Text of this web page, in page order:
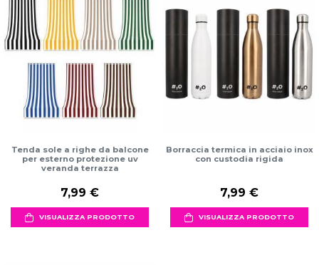
Tenda sole a righe da balcone
per esterno protezione uv
veranda terrazza
7,99 €
VISUALIZZA PRODOTTO
Borraccia termica in acciaio inox
con custodia rigida
7,99 €
VISUALIZZA PRODOTTO